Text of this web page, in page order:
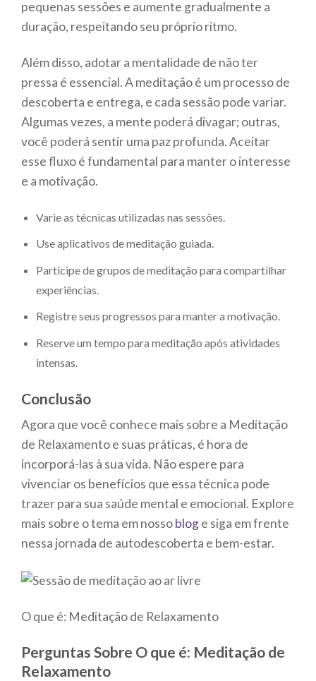
pequenas sessões e aumente gradualmente a
duração, respeitando seu próprio ritmo.
Além disso, adotar a mentalidade de não ter
pressa é essencial. A meditação é um processo de
descoberta e entrega, e cada sessão pode variar.
Algumas vezes, a mente poderá divagar; outras,
você poderá sentir uma paz profunda. Aceitar
esse fluxo é fundamental para manter o interesse
e a motivação.
Varie as técnicas utilizadas nas sessões.
Use aplicativos de meditação guiada.
Participe de grupos de meditação para compartilhar
experiências.
Registre seus progressos para manter a motivação.
Reserve um tempo para meditação após atividades
intensas.
Conclusão
Agora que você conhece mais sobre a Meditação
de Relaxamento e suas práticas, é hora de
incorporá-las à sua vida. Não espere para
vivenciar os benefícios que essa técnica pode
trazer para sua saúde mental e emocional. Explore
mais sobre o tema em nossobloge siga em frente
nessa jornada de autodescoberta e bem-estar.
O que é: Meditação de Relaxamento
Perguntas Sobre O que é: Meditação de
Relaxamento